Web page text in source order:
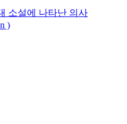
소설에 나타난 의사
)